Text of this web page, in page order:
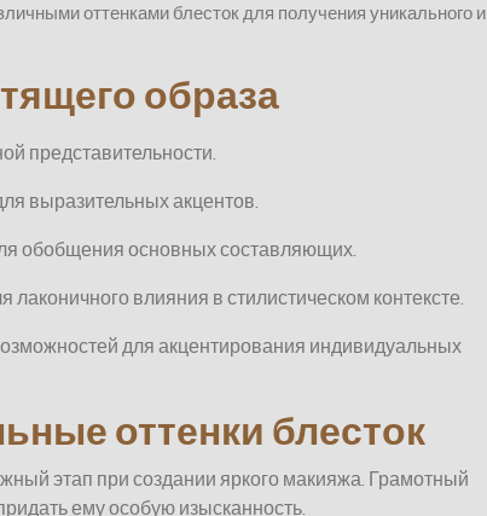
оттенками блесток для получения уникального и
образа
представительности.
выразительных акцентов.
обобщения основных составляющих.
влияния в стилистическом контексте.
для акцентирования индивидуальных
оттенки блесток
этап при создании яркого макияжа. Грамотный
ему особую изысканность.